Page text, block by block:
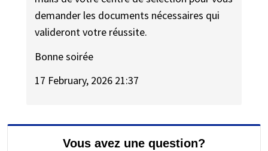
demander les documents nécessaires qui
valideront votre réussite.
Bonne soirée
17 February, 2026 21:37
Vous avez une question?